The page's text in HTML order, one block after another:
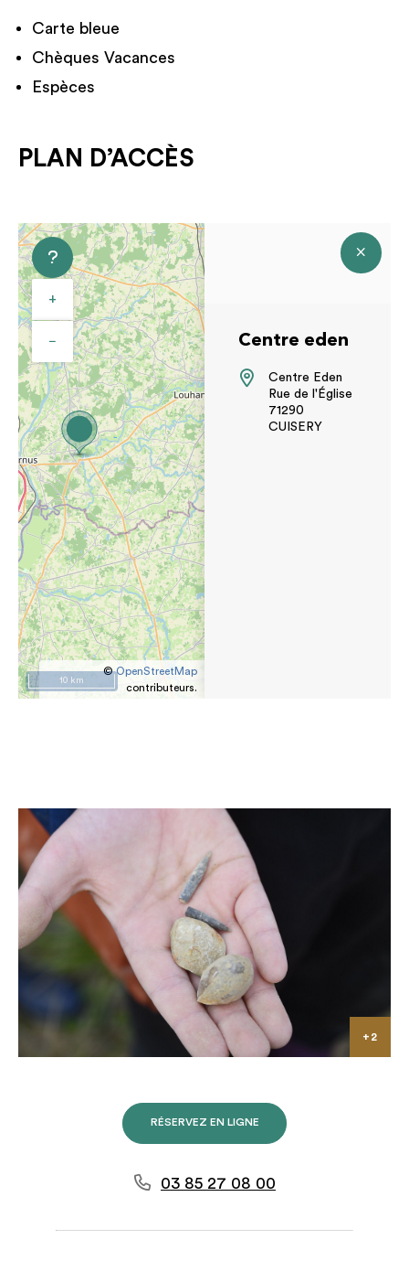
Carte bleue
Chèques Vacances
Espèces
PLAN D’ACCÈS
+
−
©OpenStreetMap
contributeurs.
10 km
Centre eden
Centre Eden
Rue de l'Église
71290
CUISERY
RÉSERVEZ EN LIGNE
03 85 27 08 00